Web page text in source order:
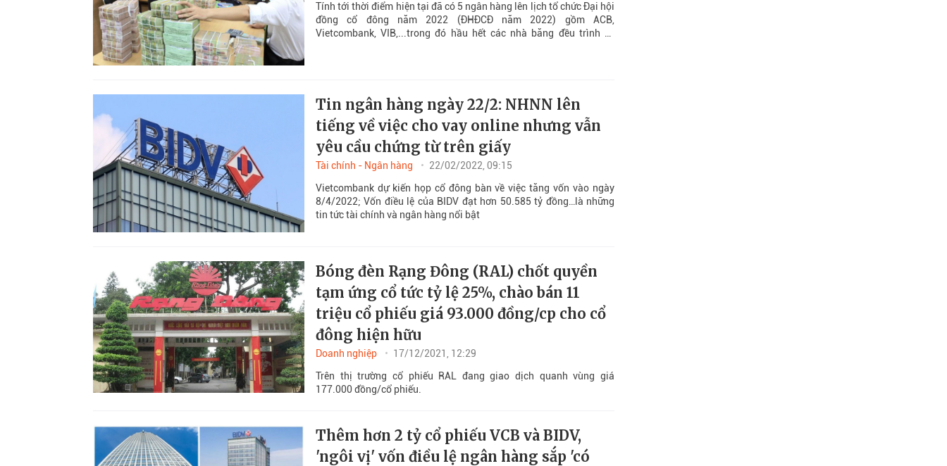
Tính tới thời điểm hiện tại đã có 5 ngân hàng lên lịch tổ chức Đại hội
đồng cổ đông năm 2022 (ĐHĐCĐ năm 2022) gồm ACB,
Vietcombank, VIB,...trong đó hầu hết các nhà băng đều trình kế
Tin ngân hàng ngày 22/2: NHNN lên
tiếng về việc cho vay online nhưng vẫn
yêu cầu chứng từ trên giấy
Tài chính - Ngân hàng
22/02/2022, 09:15
Vietcombank dự kiến họp cổ đông bàn về việc tăng vốn vào ngày
8/4/2022; Vốn điều lệ của BIDV đạt hơn 50.585 tỷ đồng…là những
tin tức tài chính và ngân hàng nổi bật
Bóng đèn Rạng Đông (RAL) chốt quyền
tạm ứng cổ tức tỷ lệ 25%, chào bán 11
triệu cổ phiếu giá 93.000 đồng/cp cho cổ
đông hiện hữu
Doanh nghiệp
17/12/2021, 12:29
Trên thị trường cổ phiếu RAL đang giao dịch quanh vùng giá
177.000 đồng/cổ phiếu.
Thêm hơn 2 tỷ cổ phiếu VCB và BIDV,
'ngôi vị' vốn điều lệ ngân hàng sắp 'có